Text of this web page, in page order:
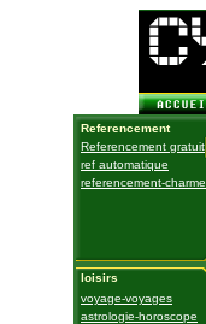
Referencement
Referencement gratuit
ref automatique
referencement-charme
loisirs
voyage-voyages
astrologie-horoscope